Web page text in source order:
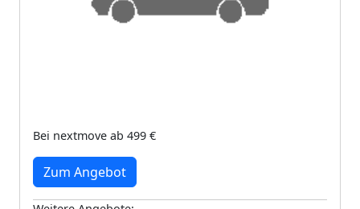
Bei nextmove ab 499 €
Zum Angebot